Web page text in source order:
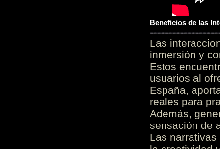
Beneficios de las
Las
inmersión y
Estos
usuarios al
España,
reales para
Además,
sensación de
Las